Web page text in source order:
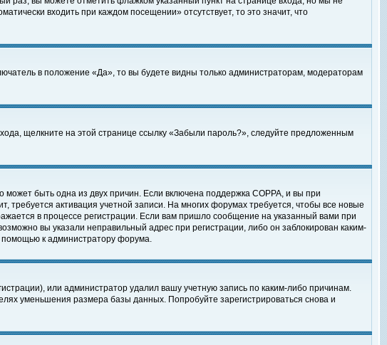
входить при каждом посещении» отсутствует, то это значит, что
в положение «Да», то вы будете видны только администраторам, модераторам
щелкните на этой странице ссылку «Забыли пароль?», следуйте предложенным
быть одна из двух причин. Если включена поддержка COPPA, и вы при
требуется активация учетной записи. На многих форумах требуется, чтобы все новые
в процессе регистрации. Если вам пришло сообщение на указанный вами при
вы указали неправильный адрес при регистрации, либо он заблокирован каким-
помощью к администратору форума.
или администратор удалил вашу учетную запись по каким-либо причинам.
уменьшения размера базы данных. Попробуйте зарегистрироваться снова и